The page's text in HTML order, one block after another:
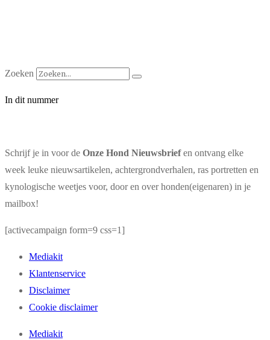
Zoeken
In dit nummer
Schrijf je in voor de Onze Hond Nieuwsbriefen ontvang elke
week leuke nieuwsartikelen, achtergrondverhalen, ras portretten en
kynologische weetjes voor, door en over honden(eigenaren) in je
mailbox!
[activecampaign form=9 css=1]
Mediakit
Klantenservice
Disclaimer
Cookie disclaimer
Mediakit